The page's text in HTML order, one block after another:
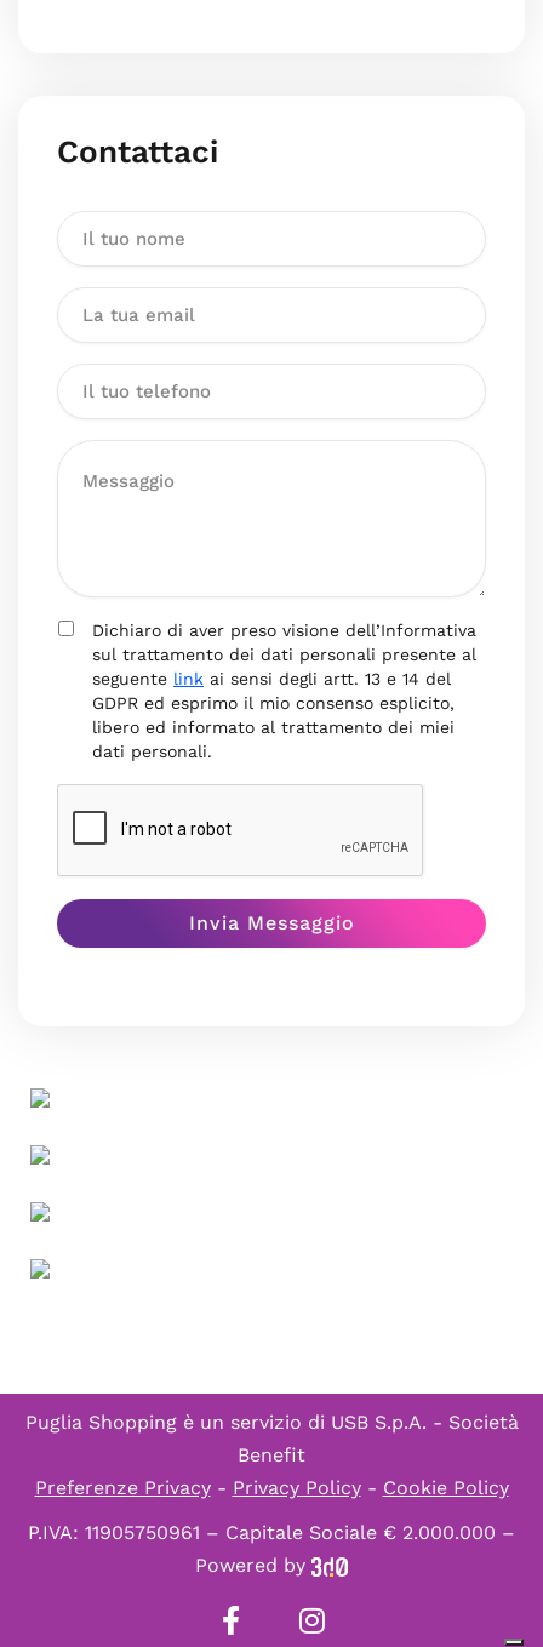
Contattaci
Dichiaro di aver preso visione dell’Informativa
sul trattamento dei dati personali presente al
seguente link ai sensi degli artt. 13 e 14 del
GDPR ed esprimo il mio consenso esplicito,
libero ed informato al trattamento dei miei
dati personali.
Puglia Shopping è un servizio di USB S.p.A. - Società
Benefit
Preferenze Privacy- Privacy Policy- Cookie Policy
P.IVA: 11905750961 – Capitale Sociale € 2.000.000 –
Powered by